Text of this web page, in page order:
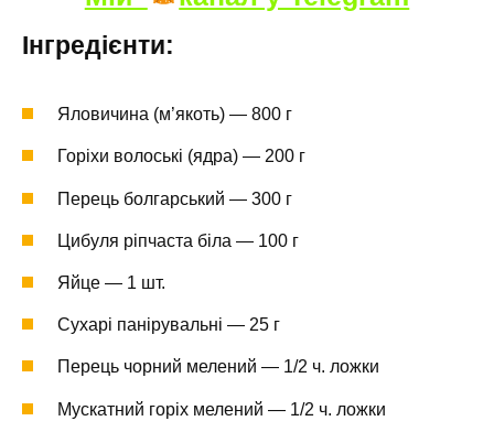
Інгредієнти:
Яловичина (м’якоть) — 800 г
Горіхи волоські (ядра) — 200 г
Перець болгарський — 300 г
Цибуля ріпчаста біла — 100 г
Яйце — 1 шт.
Сухарі панірувальні — 25 г
Перець чорний мелений — 1/2 ч. ложки
Мускатний горіх мелений — 1/2 ч. ложки